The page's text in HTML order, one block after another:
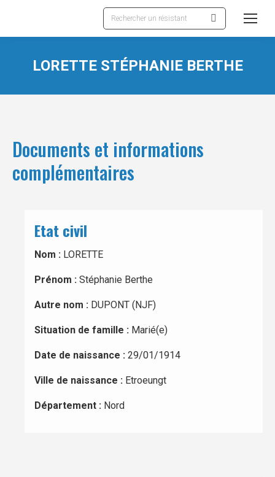
Recherche
:
LORETTE STÉPHANIE BERTHE
Documents et informations
complémentaires
Etat civil
Nom : LORETTE
Prénom : Stéphanie Berthe
Autre nom : DUPONT (NJF)
Situation de famille : Marié(e)
Date de naissance : 29/01/1914
Ville de naissance : Etroeungt
Département : Nord